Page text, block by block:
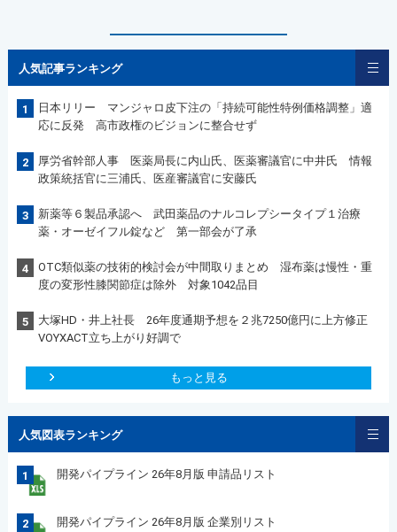
人気記事ランキング
1
日本リリー マンジャロ皮下注の「持続可能性特例価格調整」適
応に反発 高市政権のビジョンに整合せず
2
厚労省幹部人事 医薬局長に内山氏、医薬審議官に中井氏 情報
政策統括官に三浦氏、医産審議官に安藤氏
3
新薬等６製品承認へ 武田薬品のナルコレプシータイプ１治療
薬・オーゼイフル錠など 第一部会が了承
4
OTC類似薬の技術的検討会が中間取りまとめ 湿布薬は慢性・重
度の変形性膝関節症は除外 対象1042品目
5
大塚HD・井上社長 26年度通期予想を２兆7250億円に上方修正
VOYXACT立ち上がり好調で
もっと見る
人気図表ランキング
1 開発パイプライン 26年8月版 申請品リスト
2 開発パイプライン 26年8月版 企業別リスト